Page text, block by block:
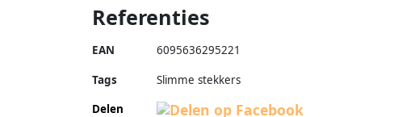
Referenties
EAN 6095636295221
Tags
Slimme stekkers
Delen